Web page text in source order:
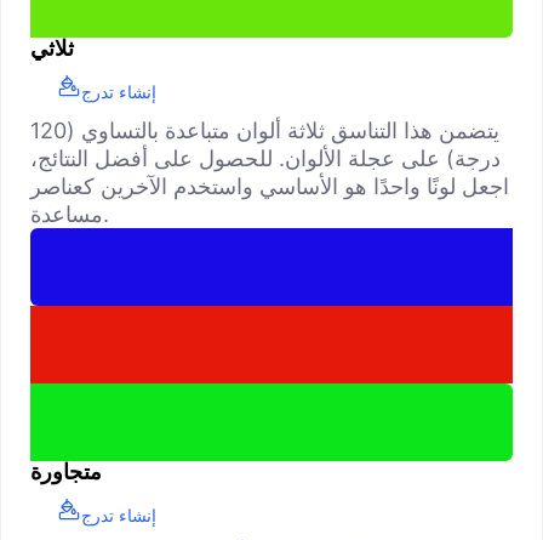
ثلاثي
إنشاء تدرج
يتضمن هذا التناسق ثلاثة ألوان متباعدة بالتساوي (120
درجة) على عجلة الألوان. للحصول على أفضل النتائج،
اجعل لونًا واحدًا هو الأساسي واستخدم الآخرين كعناصر
مساعدة.
متجاورة
إنشاء تدرج